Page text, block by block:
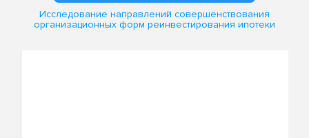
Исследование направлений совершенствования
организационных форм реинвестирования ипотеки